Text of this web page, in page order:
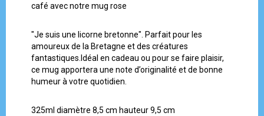
café avec notre mug rose
"Je suis une licorne bretonne". Parfait pour les
amoureux de la Bretagne et des créatures
fantastiques.Idéal en cadeau ou pour se faire plaisir,
ce mug apportera une note d’originalité et de bonne
humeur à votre quotidien.
325ml diamètre 8,5 cm hauteur 9,5 cm